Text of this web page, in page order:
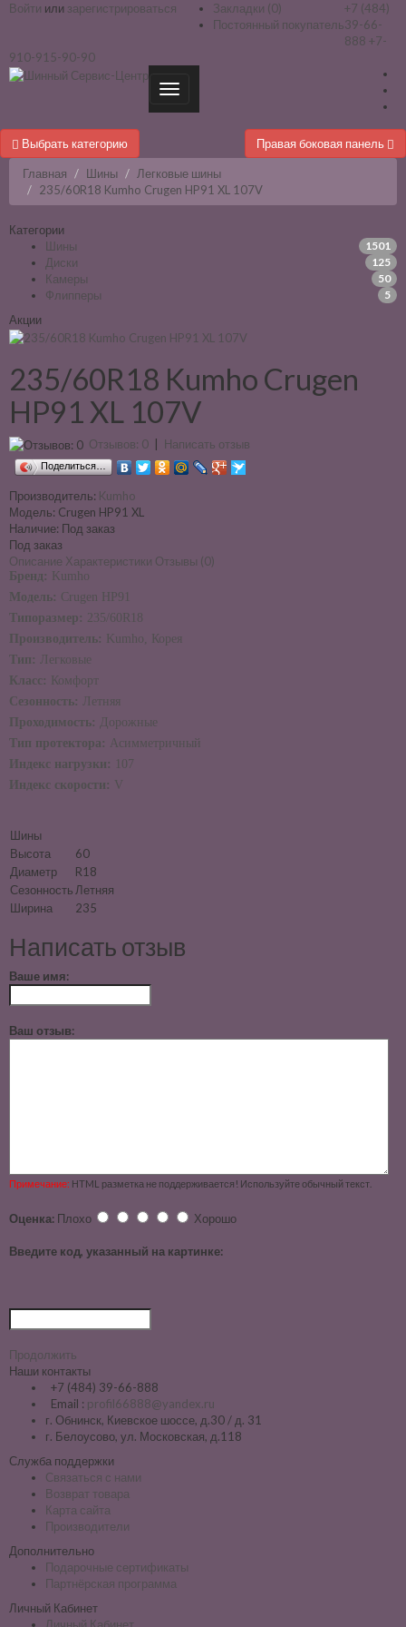
Войти или зарегистрироваться
Закладки (0)
Постоянный покупатель
+7 (484)
39-66-
888 +7-
910-915-90-90
Выбрать категорию Правая боковая панель
Главная Шины
Легковые шины
235/60R18 Kumho Crugen HP91 XL 107V
Категории
Шины
1501
Диски 125
Камеры 50
Флипперы 5
Акции
235/60R18 Kumho Crugen
HP91 XL 107V
Отзывов: 0 Написать отзыв
Поделиться…
Производитель: Kumho
Модель: Crugen HP91 XL
Наличие: Под заказ
Под заказ
Описание Характеристики Отзывы (0)
Бренд:
Kumho
Модель: Crugen HP91
Типоразмер: 235/60R18
Производитель:
Kumho, Корея
Тип: Легковые
Класс:
Комфорт
Сезонность: Летняя
Проходимость: Дорожные
Тип протектора: Асимметричный
Индекс нагрузки:
107
Индекс скорости: V
Шины
Высота
60
Диаметр
R18
Сезонность Летняя
Ширина
235
Написать отзыв
Ваше имя:
Ваш отзыв:
Примечание: HTML разметка не поддерживается! Используйте обычный текст.
Оценка: Плохо Хорошо
Введите код, указанный на картинке:
Продолжить
Наши контакты
+7 (484) 39-66-888
Email : profil66888@yandex.ru
г. Обнинск, Киевское шоссе, д.30 / д. 31
г. Белоусово, ул. Московская, д.118
Служба поддержки
Связаться с нами
Возврат товара
Карта сайта
Производители
Дополнительно
Подарочные сертификаты
Партнёрская программа
Личный Кабинет